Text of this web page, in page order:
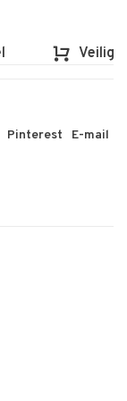
Veilig
Pinterest E-mail